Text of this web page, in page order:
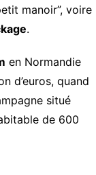
manoir”, voire
.
en Normandie
d’euros, quand
situé
de 600